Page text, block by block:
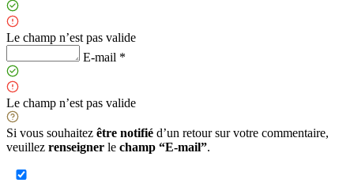
Le champ n’est pas valide
E-mail *
Le champ n’est pas valide
Si vous souhaitez être notifié d’un retour sur votre commentaire,
veuillez renseigner le champ “E-mail”.